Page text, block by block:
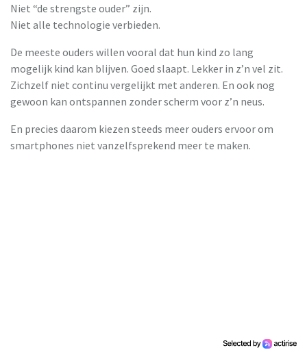
Niet “de strengste ouder” zijn.
Niet alle technologie verbieden.
De meeste ouders willen vooral dat hun kind zo lang
mogelijk kind kan blijven. Goed slaapt. Lekker in z’n vel zit.
Zichzelf niet continu vergelijkt met anderen. En ook nog
gewoon kan ontspannen zonder scherm voor z’n neus.
En precies daarom kiezen steeds meer ouders ervoor om
smartphones niet vanzelfsprekend meer te maken.